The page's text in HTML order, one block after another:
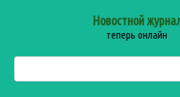
Новостной
теперь онлайн